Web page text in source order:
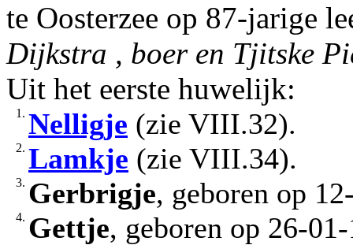
te Oosterzee op 87-jarige
Dijkstra , boer en Tjitske
Uit het eerste huwelijk:
1. Nelligje (zie VIII.32).
2. Lamkje (zie VIII.34).
3. Gerbrigje, geboren op
4. Gettje, geboren op 26-